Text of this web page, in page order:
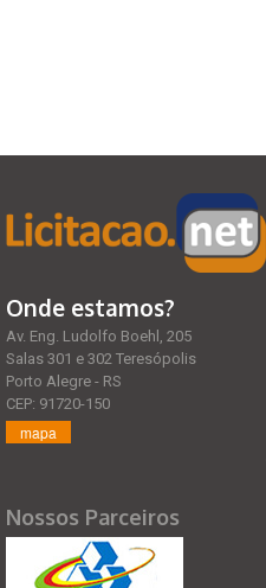
Onde estamos?
Av. Eng. Ludolfo Boehl, 205
Salas 301 e 302 Teresópolis
Porto Alegre - RS
CEP: 91720-150
mapa
Nossos Parceiros